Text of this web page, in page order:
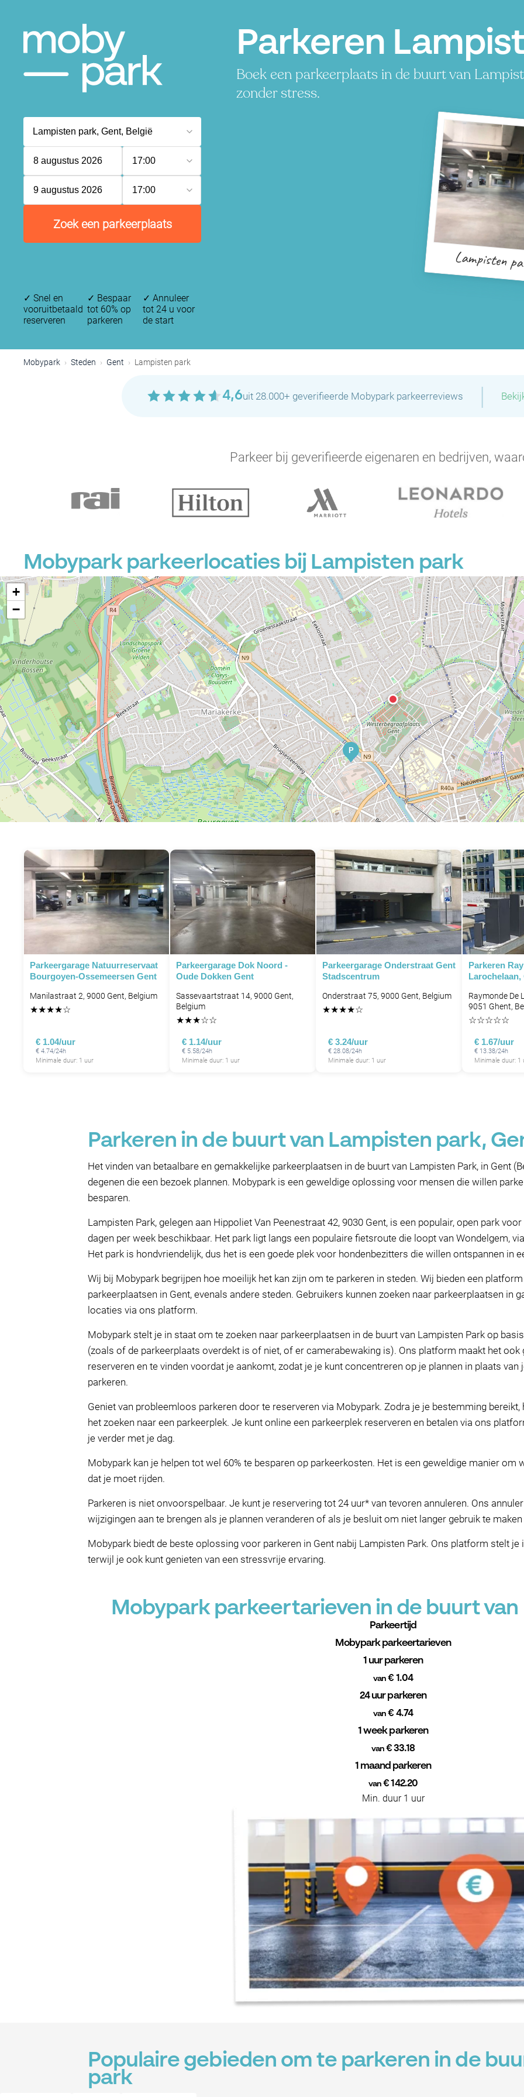
Parkeren
Boek een parkeerplaats in de buurt van
zonder stress.
8 augustus 2026 17:00
9 augustus 2026 17:00
Zoek een parkeerplaats
Lampisten
✓ Snel en
vooruitbetaald
reserveren
✓ Bespaar
tot 60% op
parkeren
✓ Annuleer
tot 24 u voor
de start
Mobypark Steden Gent Lampisten park
4,6uit 28.000+ geverifieerde Mobypark parkeerreviews |
Parkeer bij geverifieerde eigenaren en bedrijven,
Mobypark parkeerlocaties bij Lampisten park
P
P
+
−
Parkeergarage Natuurreservaat
Bourgoyen-Ossemeersen Gent
Manilastraat 2, 9000 Gent, Belgium
★★★★☆
€ 1.04/uur
€ 4.74/24h
Minimale duur: 1 uur
Parkeergarage Dok Noord -
Oude Dokken Gent
Sassevaartstraat 14, 9000 Gent,
Belgium
★★★☆☆
€ 1.14/uur
€ 5.58/24h
Minimale duur: 1 uur
Parkeergarage Onderstraat Gent
Stadscentrum
Onderstraat 75, 9000 Gent, Belgium
★★★★☆
€ 3.24/uur
€ 28.08/24h
Minimale duur: 1 uur
Parkeren
Larochelaan,
Raymonde De
9051 Ghent,
☆☆☆☆☆
€ 1.67/uur
€ 13.38/24h
Minimale duur: 1
Parkeren in de buurt van Lampisten park,
Het vinden van betaalbare en gemakkelijke parkeerplaatsen in de buurt van Lampisten Park, in Gent
degenen die een bezoek plannen. Mobypark is een geweldige oplossing voor mensen die willen
besparen.
Lampisten Park, gelegen aan Hippoliet Van Peenestraat 42, 9030 Gent, is een populair, open park
dagen per week beschikbaar. Het park ligt langs een populaire fietsroute die loopt van Wondelgem,
Het park is hondvriendelijk, dus het is een goede plek voor hondenbezitters die willen ontspannen in
Wij bij Mobypark begrijpen hoe moeilijk het kan zijn om te parkeren in steden. Wij bieden een
parkeerplaatsen in Gent, evenals andere steden. Gebruikers kunnen zoeken naar parkeerplaatsen in
locaties via ons platform.
Mobypark stelt je in staat om te zoeken naar parkeerplaatsen in de buurt van Lampisten Park op
(zoals of de parkeerplaats overdekt is of niet, of er camerabewaking is). Ons platform maakt het ook
reserveren en te vinden voordat je aankomt, zodat je je kunt concentreren op je plannen in plaats
parkeren.
Geniet van probleemloos parkeren door te reserveren via Mobypark. Zodra je je bestemming
het zoeken naar een parkeerplek. Je kunt online een parkeerplek reserveren en betalen via ons
je verder met je dag.
Mobypark kan je helpen tot wel 60% te besparen op parkeerkosten. Het is een geweldige manier om
dat je moet rijden.
Parkeren is niet onvoorspelbaar. Je kunt je reservering tot 24 uur* van tevoren annuleren. Ons
wijzigingen aan te brengen als je plannen veranderen of als je besluit om niet langer gebruik te
Mobypark biedt de beste oplossing voor parkeren in Gent nabij Lampisten Park. Ons platform stelt je
terwijl je ook kunt genieten van een stressvrije ervaring.
Mobypark parkeertarieven in de buurt
Parkeertijd
Mobypark parkeertarieven
1 uur parkeren
van € 1.04
24 uur parkeren
van € 4.74
1 week parkeren
van€ 33.18
1 maand parkeren
van € 142.20
Min. duur 1 uur
Populaire gebieden om te parkeren in de
park